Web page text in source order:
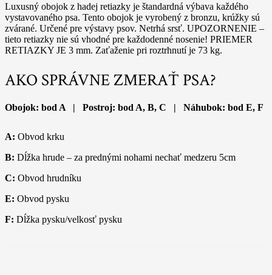
Luxusný obojok z hadej retiazky je štandardná výbava každého
vystavovaného psa. Tento obojok je vyrobený z bronzu, krúžky sú
zvárané. Určené pre výstavy psov. Netrhá srsť. UPOZORNENIE –
tieto retiazky nie sú vhodné pre každodenné nosenie! PRIEMER
RETIAZKY JE 3 mm. Zaťaženie pri roztrhnutí je 73 kg.
AKO SPRÁVNE ZMERAŤ PSA?
Obojok: bod A | Postroj: bod A, B, C | Náhubok: bod E, F
A: Obvod krku
B: Dĺžka hrude – za prednými nohami nechať medzeru 5cm
C: Obvod hrudníku
E: Obvod pysku
F: Dĺžka pysku/velkosť pysku